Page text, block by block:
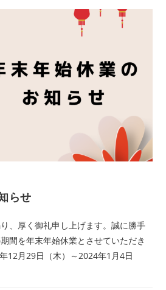
らせ
、厚く御礼申し上げます。誠に勝手
間を年末年始休業とさせていただき
12月29日（木）～2024年1月4日